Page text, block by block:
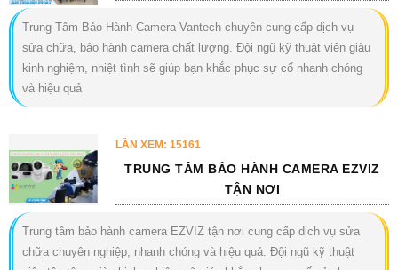
Trung Tâm Bảo Hành Camera Vantech chuyên cung cấp dịch vụ
sửa chữa, bảo hành camera chất lượng. Đội ngũ kỹ thuật viên giàu
kinh nghiệm, nhiệt tình sẽ giúp bạn khắc phục sự cố nhanh chóng
và hiệu quả
LẦN XEM: 15161
TRUNG TÂM BẢO HÀNH CAMERA EZVIZ
TẬN NƠI
Trung tâm bảo hành camera EZVIZ tận nơi cung cấp dịch vụ sửa
chữa chuyên nghiệp, nhanh chóng và hiệu quả. Đội ngũ kỹ thuật